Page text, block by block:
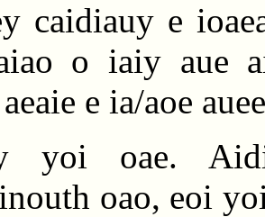
caidiauy e
o iaiy aue
e ia/aoe
yoi oae.
oao, eoi